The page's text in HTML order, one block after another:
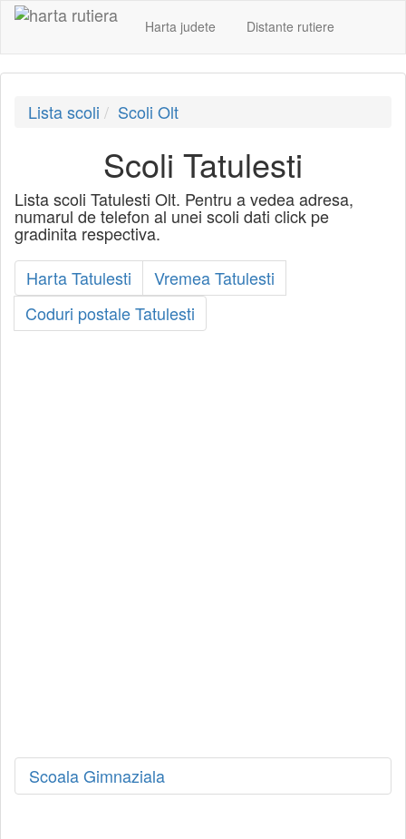
Harta judete Distante rutiere
Lista scoli Scoli Olt
Scoli Tatulesti
Lista scoli Tatulesti Olt. Pentru a vedea adresa,
numarul de telefon al unei scoli dati click pe
gradinita respectiva.
Harta Tatulesti
Vremea Tatulesti
Coduri postale Tatulesti
Scoala Gimnaziala